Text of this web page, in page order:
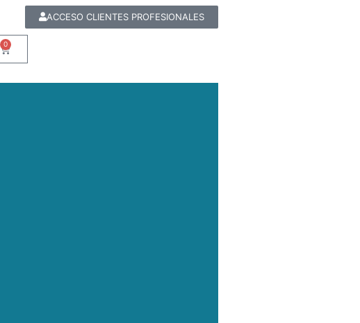
ACCESO CLIENTES PROFESIONALES
0